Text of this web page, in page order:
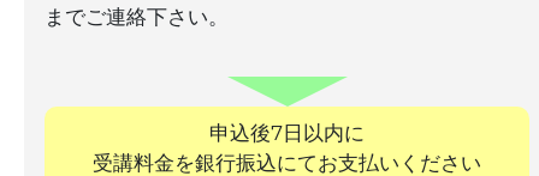
までご連絡下さい。
申込後7日以内に
受講料金を銀行振込にてお支払いください